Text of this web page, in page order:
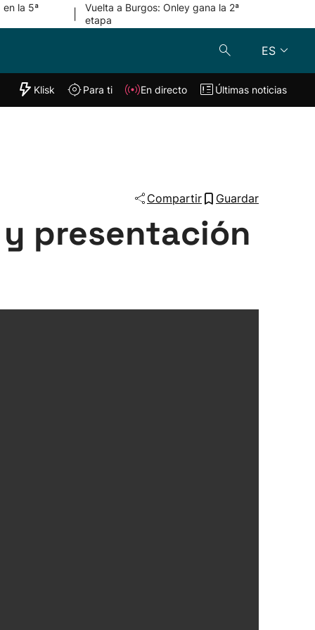
la 5ª
Vuelta a Burgos: Onley gana la 2ª
etapa
ES
"Helmuga"
Klisk En directo
Klisk Para ti En directo Últimas noticias
Compartir Guardar
presentación